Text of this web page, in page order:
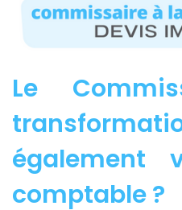
Le
également
comptable ?